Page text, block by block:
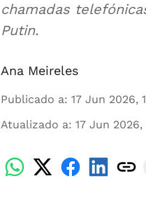
chamadas
Putin.
Ana Meireles
Publicado a: 17 Jun 2026,
Atualizado a: 17 Jun 2026,